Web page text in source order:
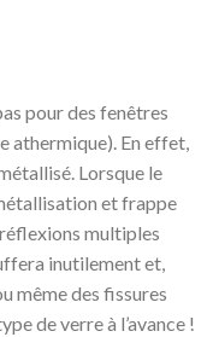
pour des fenêtres
athermique). En effet,
Lorsque le
et frappe
multiples
inutilement et,
même des fissures
de verre à l’avance !